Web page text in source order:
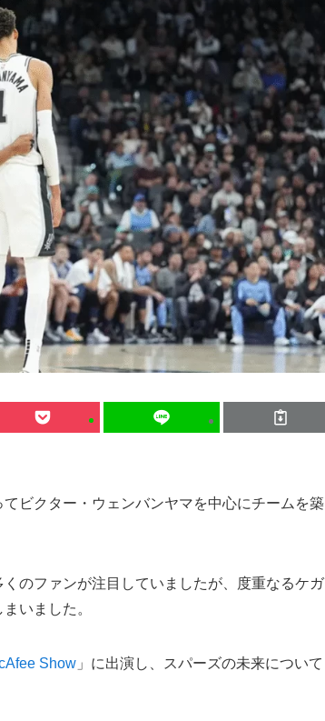
ビクター・ウェンバンヤマを中心にチームを築
のファンが注目していましたが、度重なるケガ
いました。
Show 」に出演し、スパーズの未来について